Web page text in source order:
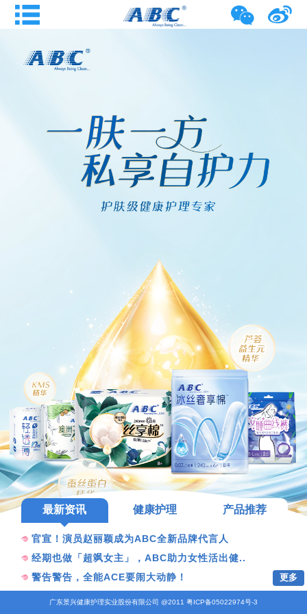
最新资讯 健康护理 产品推荐
官宣！演员赵丽颖成为ABC全新品牌代言人
经期也做「超飒女主」，ABC助力女性活出健..
警告警告，全能ACE要闹大动静！
更多
广东景兴健康护理实业股份有限公司 @2011 粤ICP备05022974号-3